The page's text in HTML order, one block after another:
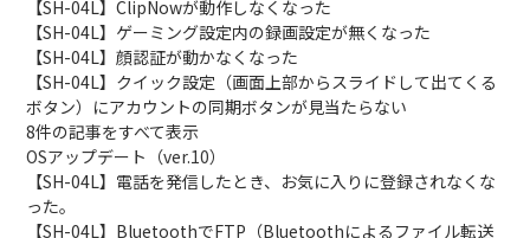
【SH-04L】ClipNowが動作しなくなった
【SH-04L】ゲーミング設定内の録画設定が無くなった
【SH-04L】顔認証が動かなくなった
【SH-04L】クイック設定（画面上部からスライドして出てくる
ボタン）にアカウントの同期ボタンが見当たらない
8件の記事をすべて表示
OSアップデート（ver.10）
【SH-04L】電話を発信したとき、お気に入りに登録されなくな
った。
【SH-04L】BluetoothでFTP（Bluetoothによるファイル転送